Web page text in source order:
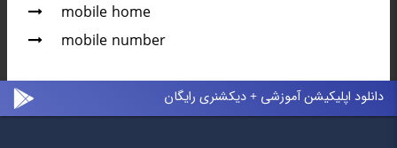
mobile home
mobile number
دانلود اپلیکیشن آموزشی + دیکشنری رایگان